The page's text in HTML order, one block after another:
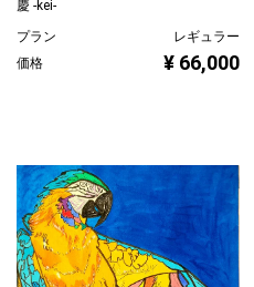
慶 -kei-
プラン
レギュラー
価格
¥ 66,000